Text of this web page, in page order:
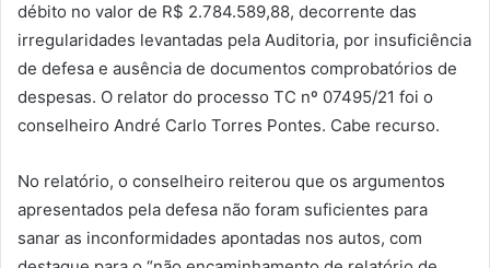
débito no valor de R$ 2.784.589,88, decorrente das
irregularidades levantadas pela Auditoria, por insuficiência
de defesa e ausência de documentos comprobatórios de
despesas. O relator do processo TC nº 07495/21 foi o
conselheiro André Carlo Torres Pontes. Cabe recurso.
No relatório, o conselheiro reiterou que os argumentos
apresentados pela defesa não foram suficientes para
sanar as inconformidades apontadas nos autos, com